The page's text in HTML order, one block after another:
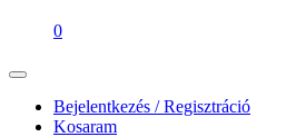
0
Bejelentkezés / Regisztráció
Kosaram